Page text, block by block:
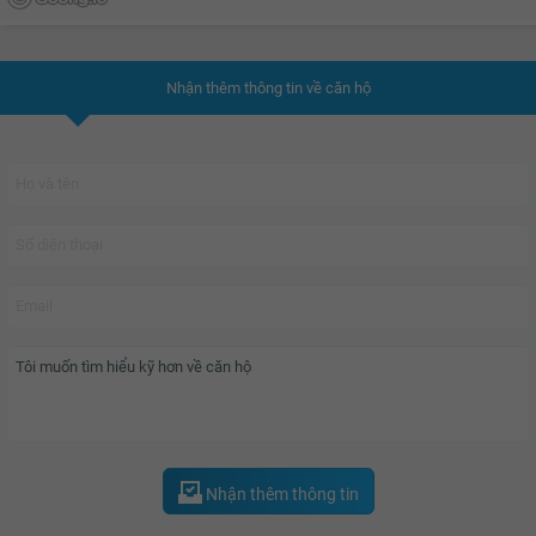
Nhận thêm thông tin về căn hộ
Nhận thêm thông tin